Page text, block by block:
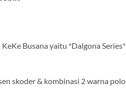
Busana yaitu *Dalgona
skoder & kombinasi 2 warna